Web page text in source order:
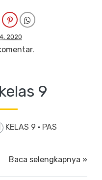
2020
9
KELAS 9 · PAS
Baca selengkapnya »